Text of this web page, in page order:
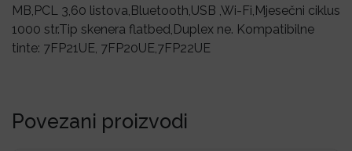
MB,PCL 3,60 listova,Bluetooth,USB ,Wi-Fi,Mjesečni ciklus
1000 str.Tip skenera flatbed,Duplex ne. Kompatibilne
tinte: 7FP21UE, 7FP20UE,7FP22UE
Povezani proizvodi